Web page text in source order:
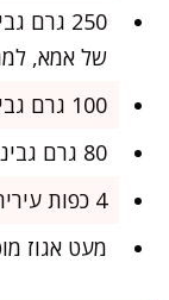
250
של אמא,
100 גרם גבינת מוצרלה מגוררת
80 גרם גבינת פרמזן מגוררת דק
4 כפות עירית קצוצה דק
מעט אגוז